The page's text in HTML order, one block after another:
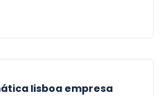
lisboa empresa